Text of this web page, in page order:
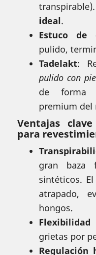
ideal.
Estuco de
pulido,
Tadelakt:
pulido con
de forma
premium del
Ventajas
para
gran baza
sintéticos.
atrapado,
hongos.
grietas por
Regulación